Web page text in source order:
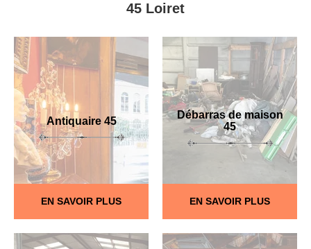
45 Loiret
Antiquaire 45
EN SAVOIR PLUS
Débarras de maison
45
EN SAVOIR PLUS